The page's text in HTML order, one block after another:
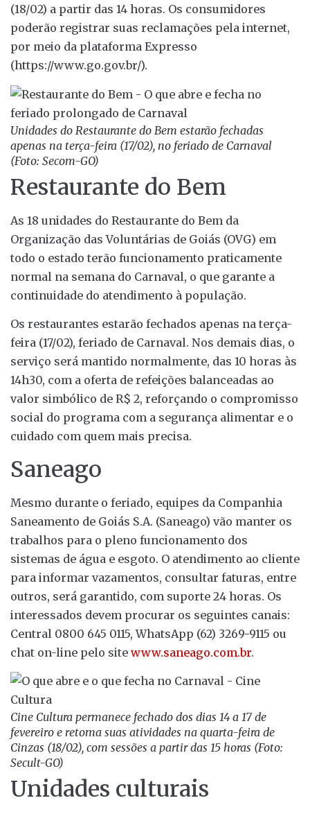
(18/02) a partir das 14 horas. Os consumidores
poderão registrar suas reclamações pela internet,
por meio da plataforma Expresso
(https://www.go.gov.br/).
Unidades do Restaurante do Bem estarão fechadas
apenas na terça-feira (17/02), no feriado de Carnaval
(Foto: Secom-GO)
Restaurante do Bem
As 18 unidades do Restaurante do Bem da
Organização das Voluntárias de Goiás (OVG) em
todo o estado terão funcionamento praticamente
normal na semana do Carnaval, o que garante a
continuidade do atendimento à população.
Os restaurantes estarão fechados apenas na terça-
feira (17/02), feriado de Carnaval. Nos demais dias, o
serviço será mantido normalmente, das 10 horas às
14h30, com a oferta de refeições balanceadas ao
valor simbólico de R$ 2, reforçando o compromisso
social do programa com a segurança alimentar e o
cuidado com quem mais precisa.
Saneago
Mesmo durante o feriado, equipes da Companhia
Saneamento de Goiás S.A. (Saneago) vão manter os
trabalhos para o pleno funcionamento dos
sistemas de água e esgoto. O atendimento ao cliente
para informar vazamentos, consultar faturas, entre
outros, será garantido, com suporte 24 horas. Os
interessados devem procurar os seguintes canais:
Central 0800 645 0115, WhatsApp (62) 3269-9115 ou
chat on-line pelo site www.saneago.com.br.
Cine Cultura permanece fechado dos dias 14 a 17 de
fevereiro e retoma suas atividades na quarta-feira de
Cinzas (18/02), com sessões a partir das 15 horas (Foto:
Secult-GO)
Unidades culturais